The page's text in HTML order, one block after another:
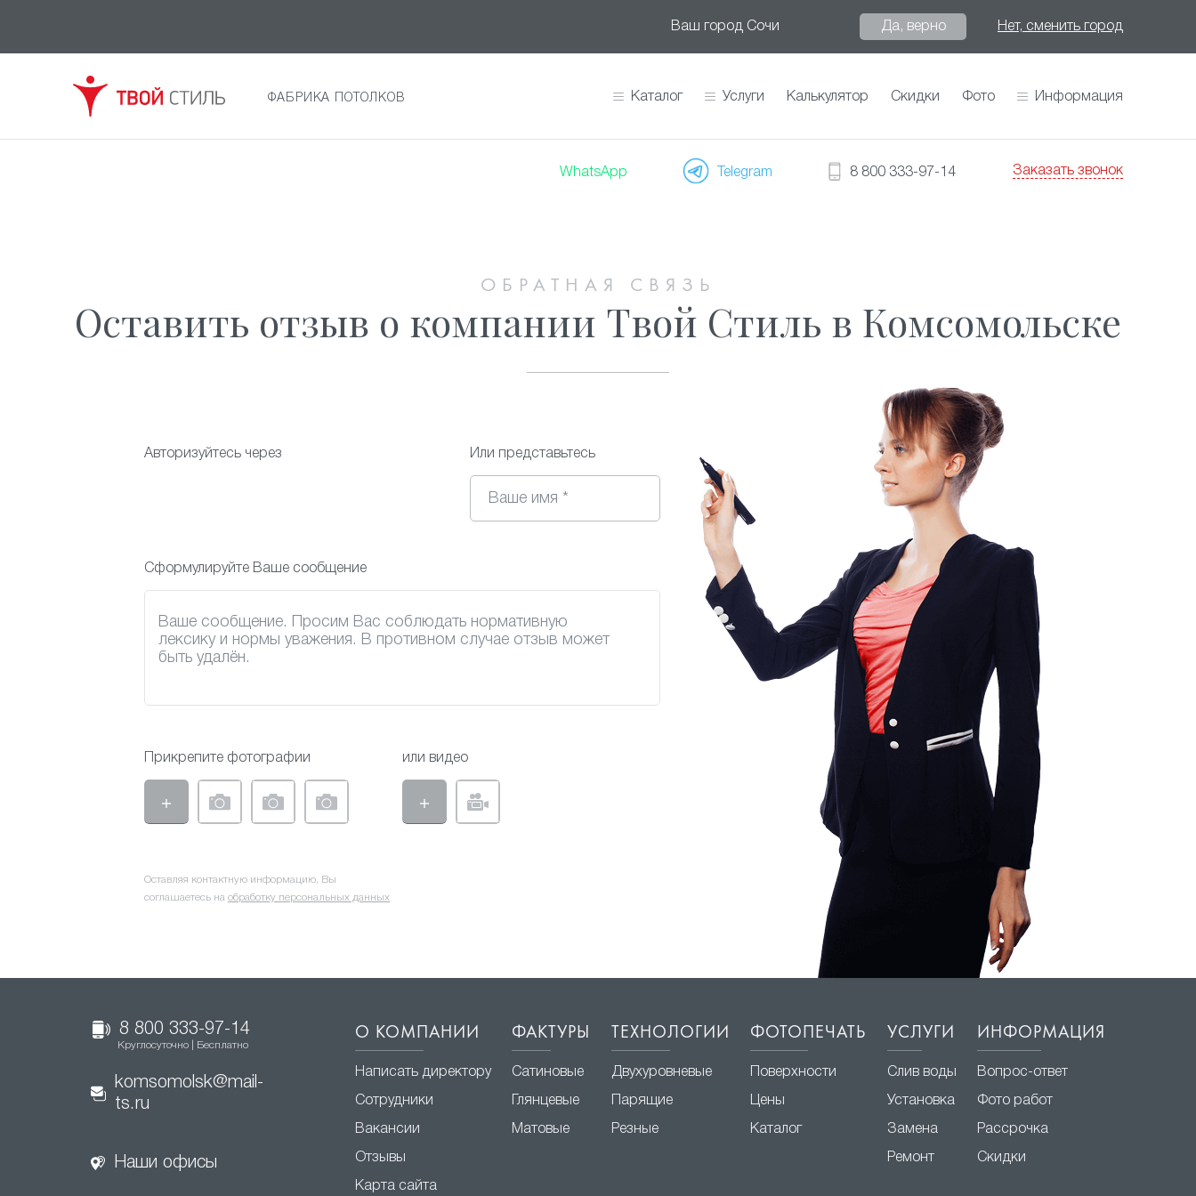
Ваш город Сочи Да, верно Нет, сменить город
ФАБРИКА ПОТОЛКОВ Каталог Услуги Калькулятор Скидки Фото Информация
WhatsApp Telegram 8 800 333-97-14 Заказать звонок
ОБРАТНАЯ СВЯЗЬ
Оставить отзыв о компании Твой Стиль в Комсомольске
Авторизуйтесь через Или представьтесь
Сформулируйте Ваше сообщение
Прикрепите фотографии или видео
Оставляя контактную информацию, Вы
соглашаетесь на обработку персональных данных
8 800 333-97-14
Круглосуточно | Бесплатно
komsomolsk@mail-
ts.ru
Наши офисы
О КОМПАНИИ
Написать директору
Сотрудники
Вакансии
Отзывы
Карта сайта
ФАКТУРЫ
Сатиновые
Глянцевые
Матовые
ТЕХНОЛОГИИ
Двухуровневые
Парящие
Резные
ФОТОПЕЧАТЬ
Поверхности
Цены
Каталог
УСЛУГИ
Слив воды
Установка
Замена
Ремонт
ИНФОРМАЦИЯ
Вопрос-ответ
Фото работ
Рассрочка
Скидки